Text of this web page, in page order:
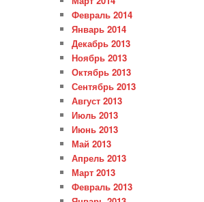
Февраль 2014
Январь 2014
Декабрь 2013
Ноябрь 2013
Октябрь 2013
Сентябрь 2013
Август 2013
Июль 2013
Июнь 2013
Май 2013
Апрель 2013
Март 2013
Февраль 2013